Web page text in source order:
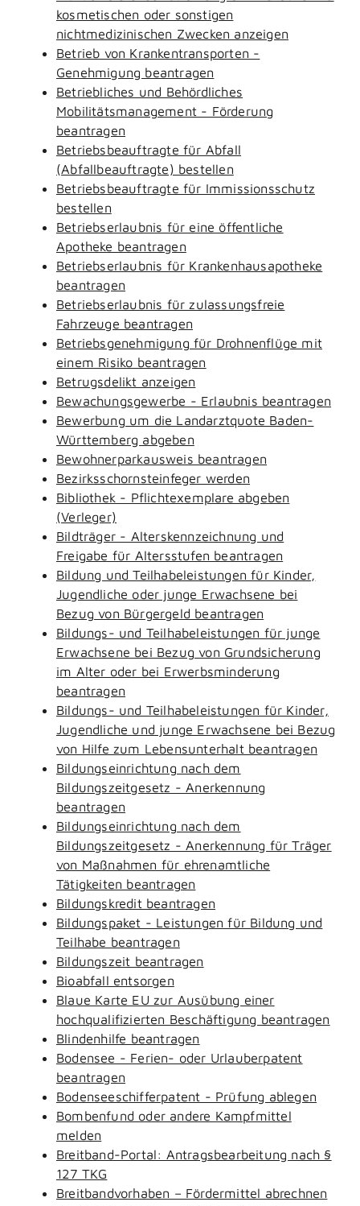
kosmetischen oder sonstigen
nichtmedizinischen Zwecken anzeigen
Betrieb von Krankentransporten -
Genehmigung beantragen
Betriebliches und Behördliches
Mobilitätsmanagement - Förderung
beantragen
Betriebsbeauftragte für Abfall
(Abfallbeauftragte) bestellen
Betriebsbeauftragte für Immissionsschutz
bestellen
Betriebserlaubnis für eine öffentliche
Apotheke beantragen
Betriebserlaubnis für Krankenhausapotheke
beantragen
Betriebserlaubnis für zulassungsfreie
Fahrzeuge beantragen
Betriebsgenehmigung für Drohnenflüge mit
einem Risiko beantragen
Betrugsdelikt anzeigen
Bewachungsgewerbe - Erlaubnis beantragen
Bewerbung um die Landarztquote Baden-
Württemberg abgeben
Bewohnerparkausweis beantragen
Bezirksschornsteinfeger werden
Bibliothek - Pflichtexemplare abgeben
(Verleger)
Bildträger - Alterskennzeichnung und
Freigabe für Altersstufen beantragen
Bildung und Teilhabeleistungen für Kinder,
Jugendliche oder junge Erwachsene bei
Bezug von Bürgergeld beantragen
Bildungs- und Teilhabeleistungen für junge
Erwachsene bei Bezug von Grundsicherung
im Alter oder bei Erwerbsminderung
beantragen
Bildungs- und Teilhabeleistungen für Kinder,
Jugendliche und junge Erwachsene bei Bezug
von Hilfe zum Lebensunterhalt beantragen
Bildungseinrichtung nach dem
Bildungszeitgesetz - Anerkennung
beantragen
Bildungseinrichtung nach dem
Bildungszeitgesetz - Anerkennung für Träger
von Maßnahmen für ehrenamtliche
Tätigkeiten beantragen
Bildungskredit beantragen
Bildungspaket - Leistungen für Bildung und
Teilhabe beantragen
Bildungszeit beantragen
Bioabfall entsorgen
Blaue Karte EU zur Ausübung einer
hochqualifizierten Beschäftigung beantragen
Blindenhilfe beantragen
Bodensee - Ferien- oder Urlauberpatent
beantragen
Bodenseeschifferpatent - Prüfung ablegen
Bombenfund oder andere Kampfmittel
melden
Breitband-Portal: Antragsbearbeitung nach §
127 TKG
Breitbandvorhaben – Fördermittel abrechnen